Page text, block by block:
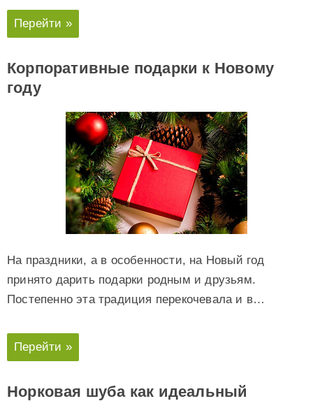
Перейти »
Корпоративные подарки к Новому
году
На праздники, а в особенности, на Новый год
принято дарить подарки родным и друзьям.
Постепенно эта традиция перекочевала и в…
Перейти »
Норковая шуба как идеальный